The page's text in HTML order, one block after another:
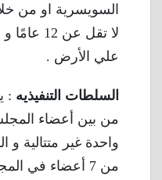
السويسرية او من
لا تقل
علي الأرض .
السلطات التنفيذيه :
من بين أعضاء
واحدة غير متتالية و
من 7 أعضاء في